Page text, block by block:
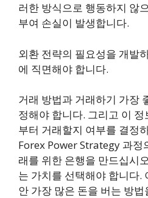
러한 방식으로 행동하지 않
부여 손실이 발생합니다.
외환 전략의 필요성을 개발
에 직면해야 합니다.
거래 방법과 거래하기 가장
정해야 합니다. 그리고 이
부터 거래할지 여부를 결정
Forex Power Strategy 과정
래를 위한 은행을 만드십시
는 가치를 선택해야 합니다.
안 가장 많은 돈을 버는 방